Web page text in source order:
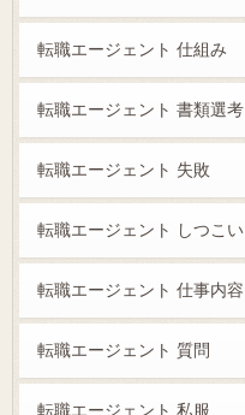
転職エージェント 仕組み
転職エージェント 書類選考
転職エージェント 失敗
転職エージェント しつこい
転職エージェント 仕事内容
転職エージェント 質問
転職エージェント 私服